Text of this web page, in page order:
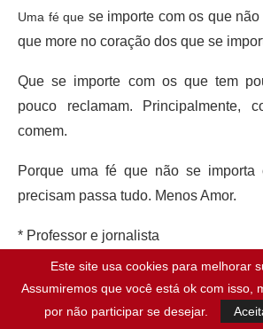
Uma fé que se importe com os que
que more no coração dos que se
Que se importe com os que tem
pouco reclamam. Principalmente,
comem.
Porque uma fé que não se importa
precisam passa tudo. Menos Amor.
* Professor e jornalista
Publicado:09/10/2022
Este site usa cookies para melhorar
Assumiremos que você está ok com isso,
por não participar se desejar.